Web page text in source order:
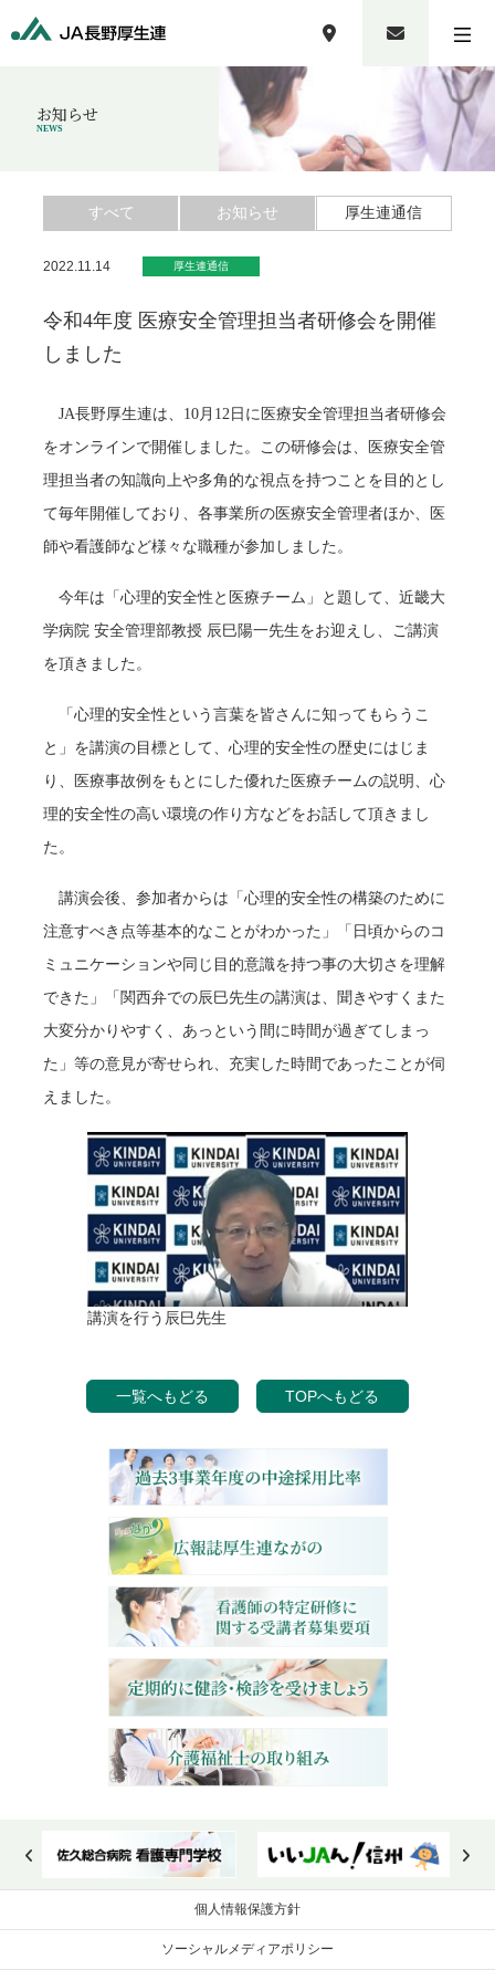
お知らせ
NEWS
すべて お知らせ 厚生連通信
2022.11.14 厚生連通信
令和4年度 医療安全管理担当者研修会を開催
しました
JA長野厚生連は、10月12日に医療安全管理担当者研修会
をオンラインで開催しました。この研修会は、医療安全管
理担当者の知識向上や多角的な視点を持つことを目的とし
て毎年開催しており、各事業所の医療安全管理者ほか、医
師や看護師など様々な職種が参加しました。
今年は「心理的安全性と医療チーム」と題して、近畿大
学病院 安全管理部教授 辰巳陽一先生をお迎えし、ご講演
を頂きました。
「心理的安全性という言葉を皆さんに知ってもらうこ
と」を講演の目標として、心理的安全性の歴史にはじま
り、医療事故例をもとにした優れた医療チームの説明、心
理的安全性の高い環境の作り方などをお話して頂きまし
た。
講演会後、参加者からは「心理的安全性の構築のために
注意すべき点等基本的なことがわかった」「日頃からのコ
ミュニケーションや同じ目的意識を持つ事の大切さを理解
できた」「関西弁での辰巳先生の講演は、聞きやすくまた
大変分かりやすく、あっという間に時間が過ぎてしまっ
た」等の意見が寄せられ、充実した時間であったことが伺
えました。
講演を行う辰巳先生
一覧へもどる TOPへもどる
個人情報保護方針
ソーシャルメディアポリシー